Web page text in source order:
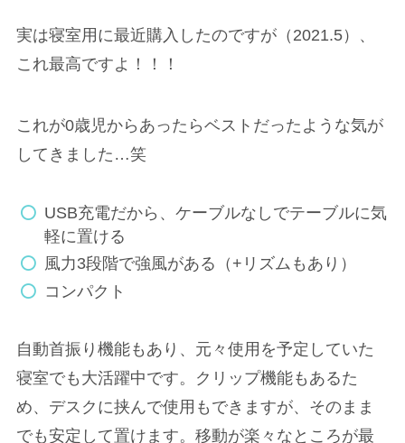
実は寝室用に最近購入したのですが（2021.5）、
これ最高ですよ！！！
これが0歳児からあったらベストだったような気が
してきました…笑
USB充電だから、ケーブルなしでテーブルに気
軽に置ける
風力3段階で強風がある（+リズムもあり）
コンパクト
自動首振り機能もあり、元々使用を予定していた
寝室でも大活躍中です。クリップ機能もあるた
め、デスクに挟んで使用もできますが、そのまま
でも安定して置けます。移動が楽々なところが最